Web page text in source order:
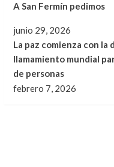
A San Fermín pedimos
junio 29, 2026
La paz comienza con la
llamamiento mundial
de personas
febrero 7, 2026